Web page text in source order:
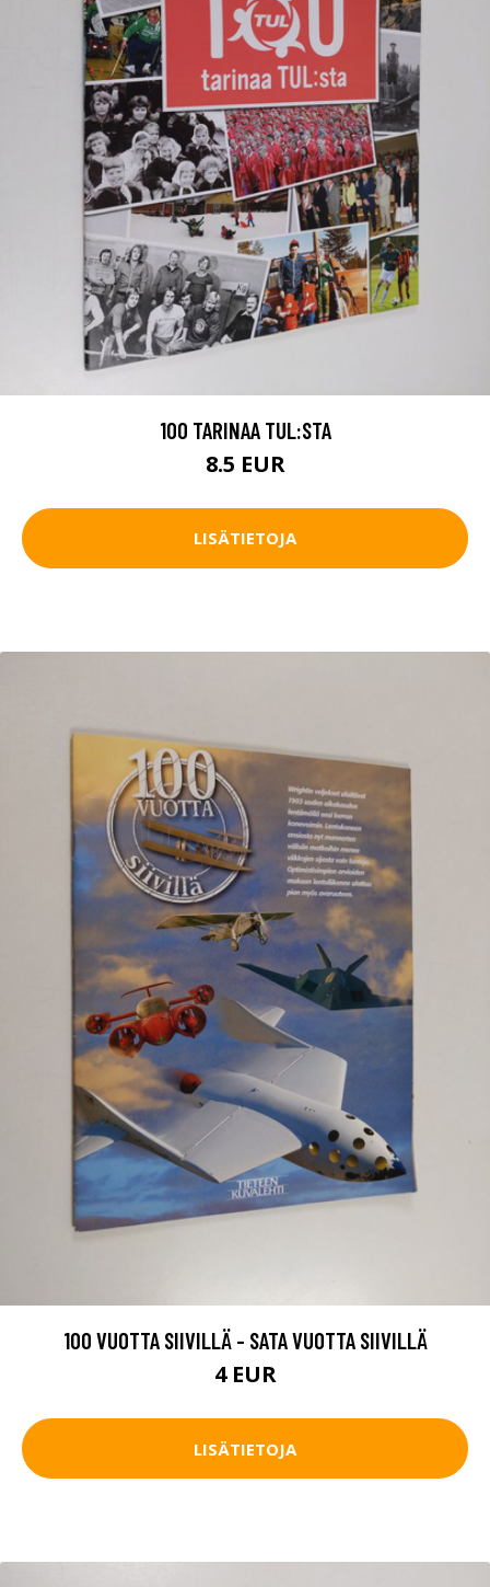
100 TARINAA TUL:STA
8.5 EUR
LISÄTIETOJA
100 VUOTTA SIIVILLÄ - SATA VUOTTA SIIVILLÄ
4 EUR
LISÄTIETOJA